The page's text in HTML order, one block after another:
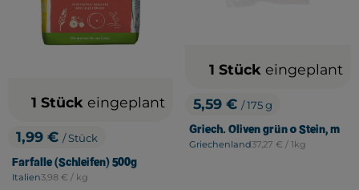
, Preis:
1,99 € / Stück
Farfalle (Schleifen) 500g
, Herkunft:
Italien, Referenzpreis:
3,98 € / kg
1 Stück eingeplant
, Preis:
5,59 €/ 175 g
Griech. Oliven grün o Stein, m
, Herkunft:
Griechenland, Referenzpreis:
37,27 €/ 1kg
1 Stück eingeplant